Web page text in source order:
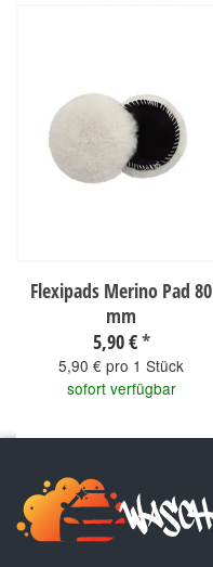
Flexipads Merino Pad 80
mm
5,90 €*
5,90 € pro 1 Stück
sofort verfügbar